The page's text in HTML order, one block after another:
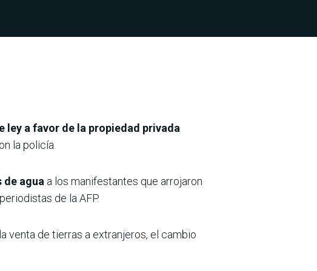
ley a favor de la propiedad privada
la policía.
de agua a los manifestantes que arrojaron
de la AFP.
venta de tierras a extranjeros, el cambio